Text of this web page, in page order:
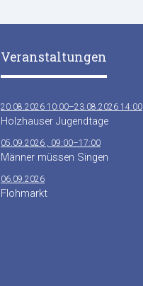
Veranstaltungen
20.08.2026 10:00–23.08.2026 14:00
Holzhauser Jugendtage
05.09.2026 , 09:00–17:00
Männer müssen Singen
06.09.2026
Flohmarkt